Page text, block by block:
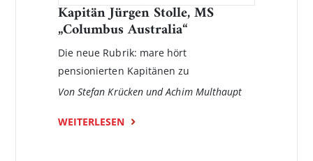
Kapitän Jürgen Stolle, MS
„Columbus Australia“
Die neue Rubrik: mare hört
pensionierten Kapitänen zu
Von Stefan Krücken und Achim Multhaupt
WEITERLESEN